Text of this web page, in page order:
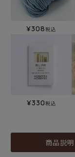
¥308税込
¥330税込
商品説明